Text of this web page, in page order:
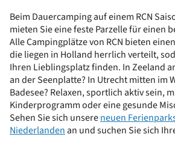
Beim Dauercamping auf einem RCN
mieten Sie eine feste Parzelle für einen
Alle Campingplätze von RCN bieten
die liegen in Holland herrlich verteilt,
Ihren Lieblingsplatz finden. In Zeeland
an der Seenplatte? In Utrecht mitten im
Badesee? Relaxen, sportlich aktiv sein,
Kinderprogramm oder eine gesunde
Sehen Sie sich unsereneuen
Niederlandenan und suchen Sie sich